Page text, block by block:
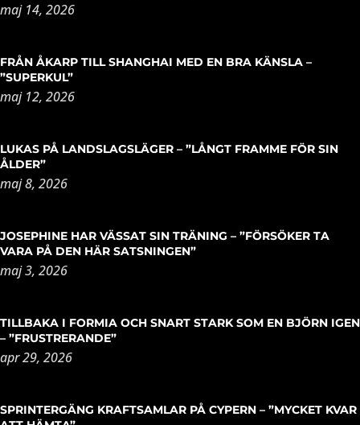
maj 14, 2026
FRÅN ÅKARP TILL SHANGHAI MED EN BRA KÄNSLA –
”SUPERKUL”
maj 12, 2026
LUKAS PÅ LANDSLAGSLÄGER – ”LÅNGT FRAMME FÖR SIN
ÅLDER”
maj 8, 2026
JOSEPHINE HAR VÄSSAT SIN TRÄNING – ”FÖRSÖKER TA
VARA PÅ DEN HÄR SATSNINGEN”
maj 3, 2026
TILLBAKA I FORMIA OCH SNART STARK SOM EN BJÖRN IGEN
– ”FRUSTRERANDE”
apr 29, 2026
SPRINTERGÄNG KRAFTSAMLAR PÅ CYPERN – ”MYCKET KVAR